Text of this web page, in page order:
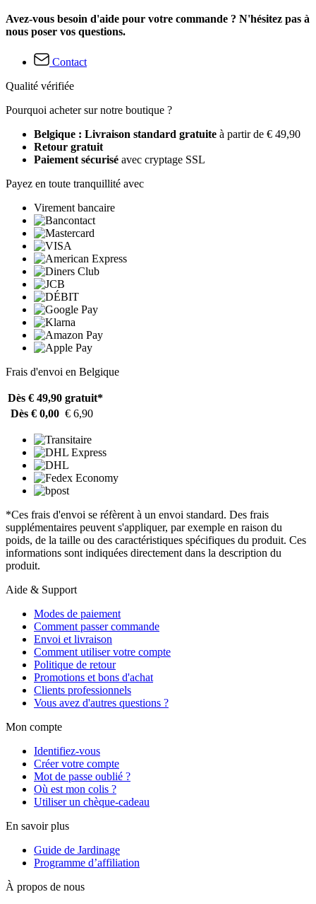
Avez-vous besoin d'aide pour votre commande ? N'hésitez pas à
nous poser vos questions.
Contact
Qualité vérifiée
Pourquoi acheter sur notre boutique ?
Belgique : Livraison standard gratuite à partir de € 49,90
Retour gratuit
Paiement sécurisé avec cryptage SSL
Payez en toute tranquillité avec
Virement bancaire
Frais d'envoi en Belgique
Dès € 49,90 gratuit*
Dès € 0,00 € 6,90
*Ces frais d'envoi se réfèrent à un envoi standard. Des frais
supplémentaires peuvent s'appliquer, par exemple en raison du
poids, de la taille ou des caractéristiques spécifiques du produit. Ces
informations sont indiquées directement dans la description du
produit.
Aide & Support
Modes de paiement
Comment passer commande
Envoi et livraison
Comment utiliser votre compte
Politique de retour
Promotions et bons d'achat
Clients professionnels
Vous avez d'autres questions ?
Mon compte
Identifiez-vous
Créer votre compte
Mot de passe oublié ?
Où est mon colis ?
Utiliser un chèque-cadeau
En savoir plus
Guide de Jardinage
Programme d’affiliation
À propos de nous